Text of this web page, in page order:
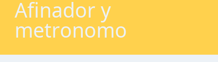
Afinador y
metronomo